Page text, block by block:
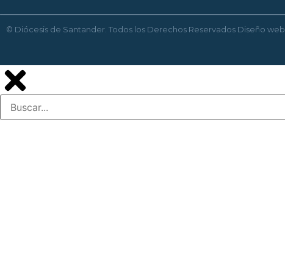
© Diócesis de Santander. Todos los Derechos Reservados Diseño web